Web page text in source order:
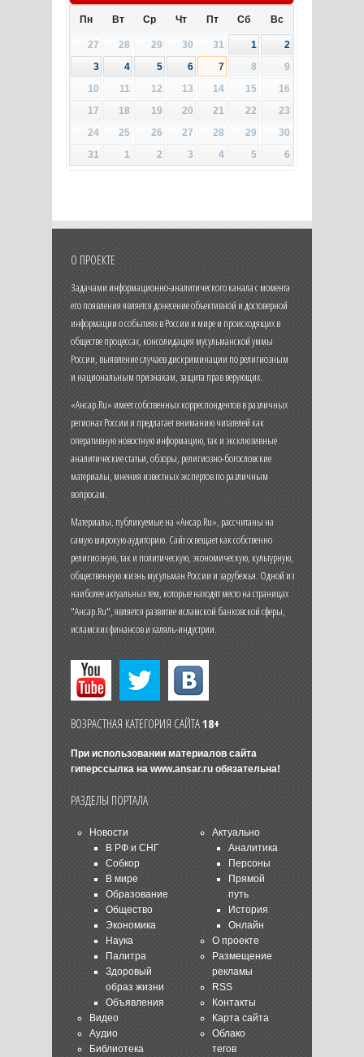
Пн Вт Ср Чт Пт Сб Вс
27 28 29 30 31 1
2
3
4 5 6 7 8
9
10
11 12 13 14 15
16
17
18 19 20 21 22
23
24
25 26 27 28 29
30
31
1 2 3 4 5 6
О ПРОЕКТЕ
Задачами информационно-аналитического канала с момента
его появления является донесение объективной и достоверной
информации о событиях в России и мире и происходящих в
обществе процессах, консолидация мусульманской уммы
России, выявление случаев дискриминации по религиозным
и национальным признакам, защита прав верующих.
«Ансар.Ru» имеет собственных корреспондентов в различных
регионах России и предлагает вниманию читателей как
оперативную новостную информацию, так и эксклюзивные
аналитические статьи, обзоры, религиозно-богословские
материалы, мнения известных экспертов по различным
вопросам.
Материалы, публикуемые на «Ансар.Ru», рассчитаны на
самую широкую аудиторию. Сайт освещает как собственно
религиозную, так и политическую, экономическую, культурную,
общественную жизнь мусульман России и зарубежья. Одной из
наиболее актуальных тем, которые находят место на страницах
"Ансар.Ru", является развитие исламской банковской сферы,
исламских финансов и халяль-индустрии.
ВОЗРАСТНАЯ КАТЕГОРИЯ САЙТА18+
При использовании материалов сайта
гиперссылка на www.ansar.ruобязательна!
РАЗДЕЛЫ ПОРТАЛА
Новости
В РФ и СНГ
Собкор
В мире
Образование
Общество
Экономика
Наука
Палитра
Здоровый
образ жизни
Объявления
Видео
Аудио
Библиотека
Актуально
Аналитика
Персоны
Прямой
путь
История
Онлайн
О проекте
Размещение
рекламы
RSS
Контакты
Карта сайта
Облако
тегов